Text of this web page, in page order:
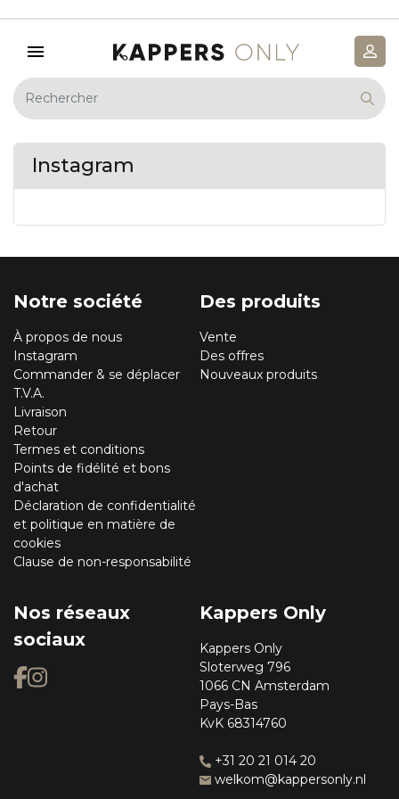
Instagram
Notre société
À propos de nous
Instagram
Commander & se déplacer
T.V.A.
Livraison
Retour
Termes et conditions
Points de fidélité et bons
d'achat
Déclaration de confidentialité
et politique en matière de
cookies
Clause de non-responsabilité
Des produits
Vente
Des offres
Nouveaux produits
Nos réseaux
sociaux
Kappers Only
Kappers Only
Sloterweg 796
1066 CN Amsterdam
Pays-Bas
KvK 68314760
+31 20 21 014 20
welkom@kappersonly.nl